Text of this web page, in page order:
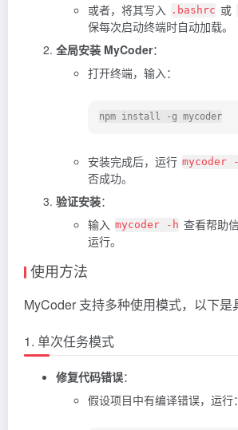
或者，将其写入 .bashrc 或
保每次启动终端时自动加载。
全局安装 MyCoder：
打开终端，输入：
安装完成后，运行 mycoder
否成功。
验证安装：
输入 mycoder -h 查看帮助
运行。
使用方法
MyCoder 支持多种使用模式，以下是
1. 单次任务模式
修复代码错误：
假设项目中有编译错误，运行：